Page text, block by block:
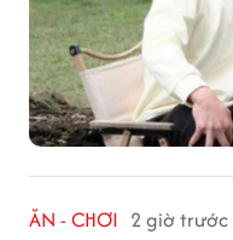
ĂN - CHƠI 2 giờ trước